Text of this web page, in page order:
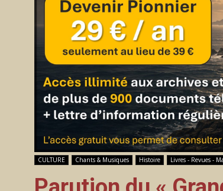
CULTURE Chants & Musiques Histoire Livres - Revues -